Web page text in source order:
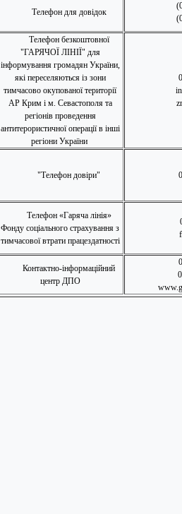
Телефон для довідок
Телефон безкоштовної
"ГАРЯЧОЇ ЛІНІЇ" для
інформування громадян України,
які переселяються із зони
тимчасово окупованої території
АР Крим і м. Севастополя та
регіонів проведення
антитерористичної операції в інші
регіони України
"Телефон довіри"
Телефон «Гаряча лінія»
Фонду соціального страхування з
тимчасової втрати працездатності
Контактно-інформаційний
центр ДПО